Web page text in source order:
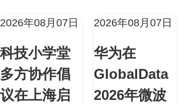
2026年08月07日
科技小学堂
多方协作倡
议在上海启
2026年08月07日
华为在
GlobalData
2026年微波